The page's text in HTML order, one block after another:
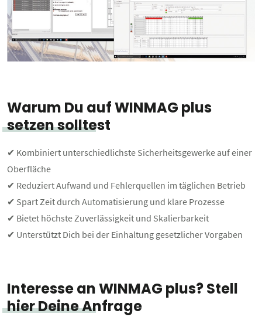
Warum Du auf WINMAG plus
setzen solltest
✔ Kombiniert unterschiedlichste Sicherheitsgewerke auf einer
Oberfläche
✔ Reduziert Aufwand und Fehlerquellen im täglichen Betrieb
✔ Spart Zeit durch Automatisierung und klare Prozesse
✔ Bietet höchste Zuverlässigkeit und Skalierbarkeit
✔ Unterstützt Dich bei der Einhaltung gesetzlicher Vorgaben
Interesse an WINMAG plus? Stell
hier Deine Anfrage